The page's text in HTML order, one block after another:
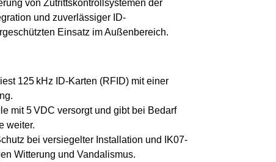
von Zutrittskontrollsystemen der
und zuverlässiger ID-
Einsatz im Außenbereich.
125 kHz ID-Karten (RFID) mit einer
mit 5 VDC versorgt und gibt bei Bedarf
weiter.
bei versiegelter Installation und IK07-
Witterung und Vandalismus.